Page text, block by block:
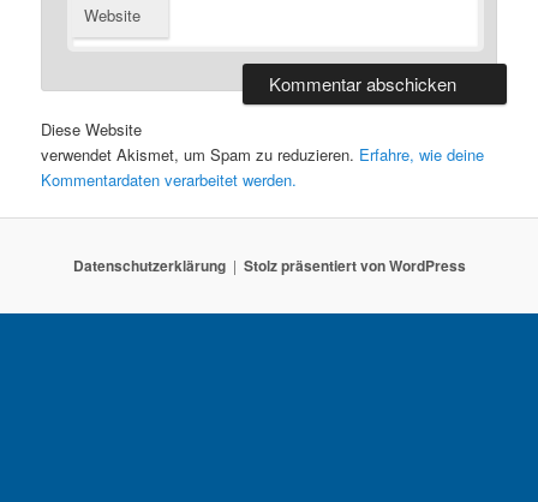
Website
Diese Website
verwendet Akismet, um Spam zu reduzieren. Erfahre, wie deine
Kommentardaten verarbeitet werden.
Datenschutzerklärung Stolz präsentiert von WordPress